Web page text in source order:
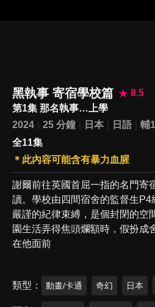
黑執事 寄宿學校篇
8.5
第1集 那名執事…上學
2024
25 分鐘 日本 日語
輔
全11集
＊此內容可能含有暴力血腥
謝爾前往英國首屈一指的名門寄
讀。學校由四間宿舍的監督生
嚴謹的紀律束縛，是個封閉的空
園生活弄得焦頭爛額時，假扮成
在他面前
類型 動畫/卡通 奇幻 日本